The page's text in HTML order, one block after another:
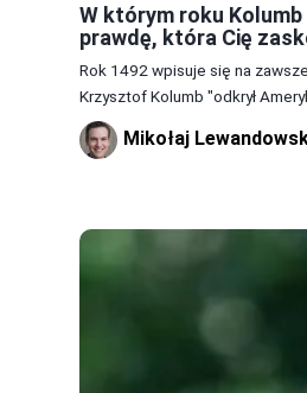
W którym roku
prawdę, która Cię
Rok 1492 wpisuje się na
Krzysztof Kolumb "odkrył
Mikołaj